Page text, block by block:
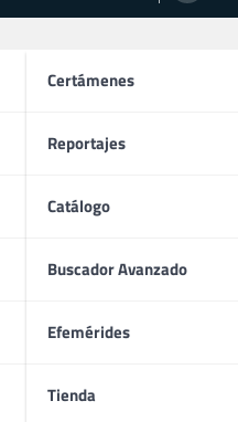
Certámenes
Reportajes
Catálogo
Buscador Avanzado
Efemérides
Tienda
de series, las nuevas